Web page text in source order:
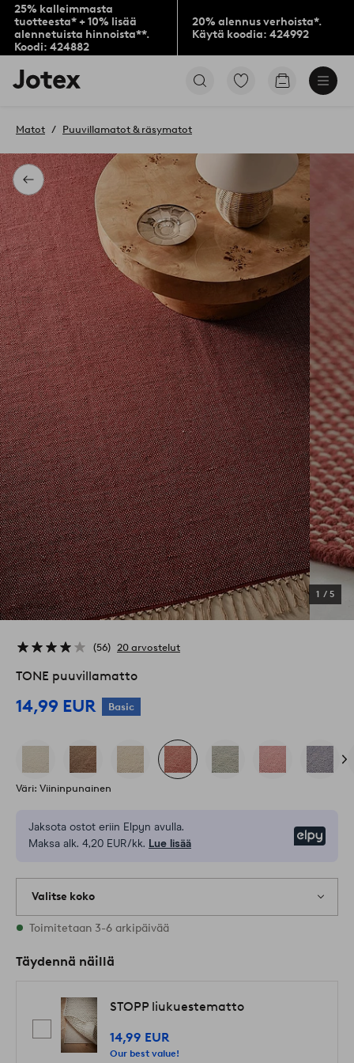
25% kalleimmasta
tuotteesta* + 10% lisää
alennetuista hinnoista**.
Koodi: 424882
20% alennus verhoista*.
Käytä koodia: 424992
Jotex-
logo
aloitussivulle
Siirry
Siirry
Takaisin
Matot Puuvillamatot & räsymatot
1 / 5
56 20 arvostelut
TONE puuvillamatto
14,99 EUR Basic
Väri: Viininpunainen
Jaksota ostot eriin Elpyn avulla.
Maksa alk. 4,20 EUR/kk. Lue lisää
Valitse koko
Varastossa on kaikkia kokoja
Toimitetaan 3-6 arkipäivää
Täydennä näillä
STOPP liukuestematto
14,99 EUR
Our best value!